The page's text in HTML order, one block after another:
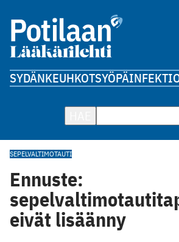
SYDÄNKEUHKOTSYÖPÄ
SEPELVALTIMOTAUTI
Ennuste:
eivät lisäänny